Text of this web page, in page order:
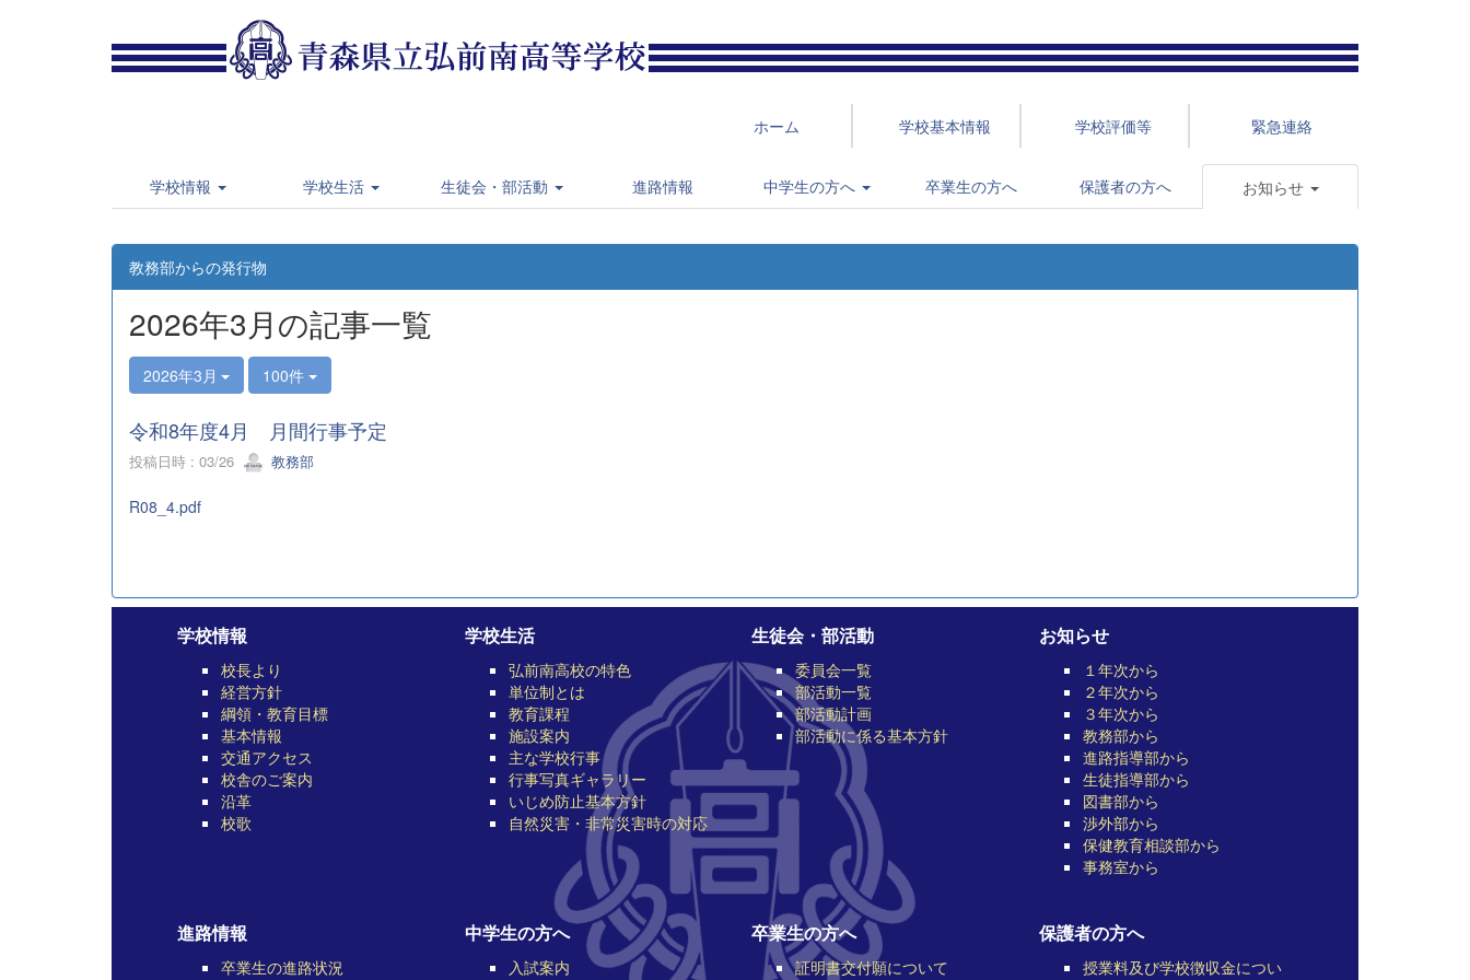
ホーム 学校基本情報 学校評価等 緊急連絡
学校情報 学校生活 生徒会・部活動 進路情報 中学生の方へ 卒業生の方へ 保護者の方へ お知らせ
教務部からの発行物
2026年3月の記事一覧
2026年3月 100件
令和8年度4月 月間行事予定
投稿日時 : 03/26 教務部
R08_4.pdf
学校情報
校長より
経営方針
綱領・教育目標
基本情報
交通アクセス
校舎のご案内
沿革
校歌
学校生活
弘前南高校の特色
単位制とは
教育課程
施設案内
主な学校行事
行事写真ギャラリー
いじめ防止基本方針
自然災害・非常災害時の対応
生徒会・部活動
委員会一覧
部活動一覧
部活動計画
部活動に係る基本方針
お知らせ
１年次から
２年次から
３年次から
教務部から
進路指導部から
生徒指導部から
図書部から
渉外部から
保健教育相談部から
事務室から
進路情報
卒業生の進路状況
中学生の方へ
入試案内
卒業生の方へ
証明書交付願について
保護者の方へ
授業料及び学校徴収金につい